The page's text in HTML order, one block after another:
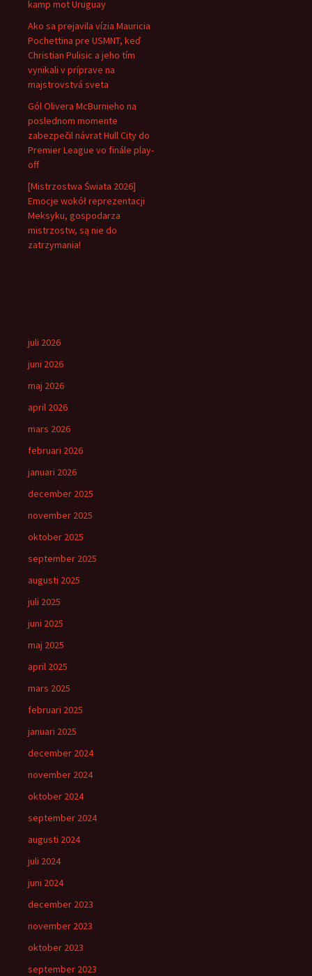
kamp mot Uruguay
Ako sa prejavila vízia Mauricia
Pochettina pre USMNT, keď
Christian Pulisic a jeho tím
vynikali v príprave na
majstrovstvá sveta
Gól Olivera McBurnieho na
poslednom momente
zabezpečil návrat Hull City do
Premier League vo finále play-
off
[Mistrzostwa Świata 2026]
Emocje wokół reprezentacji
Meksyku, gospodarza
mistrzostw, są nie do
zatrzymania!
juli 2026
juni 2026
maj 2026
april 2026
mars 2026
februari 2026
januari 2026
december 2025
november 2025
oktober 2025
september 2025
augusti 2025
juli 2025
juni 2025
maj 2025
april 2025
mars 2025
februari 2025
januari 2025
december 2024
november 2024
oktober 2024
september 2024
augusti 2024
juli 2024
juni 2024
december 2023
november 2023
oktober 2023
september 2023